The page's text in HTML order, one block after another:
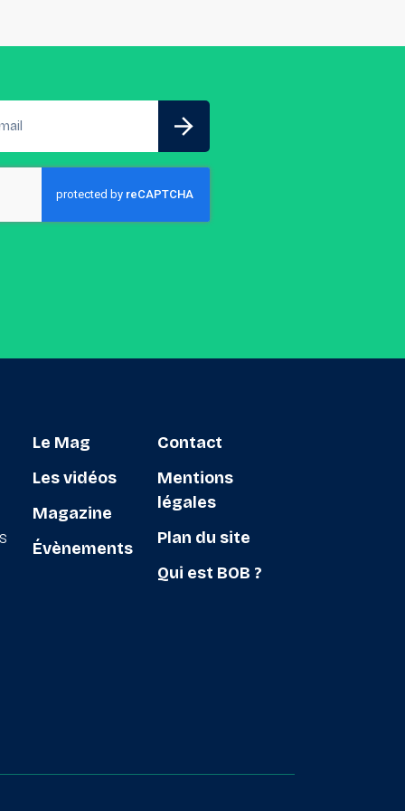
Le Mag
Les vidéos
Magazine
Évènements
Contact
Mentions
légales
Plan du site
Qui est BOB ?